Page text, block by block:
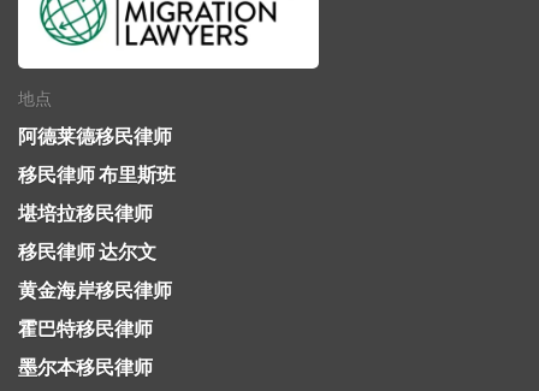
地点
阿德莱德移民律师
移民律师 布里斯班
堪培拉移民律师
移民律师 达尔文
黄金海岸移民律师
霍巴特移民律师
墨尔本移民律师